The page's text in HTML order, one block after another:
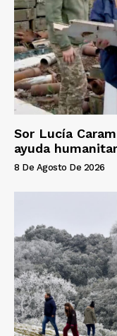
Sor Lucía
ayuda
8 De Agosto De 2026